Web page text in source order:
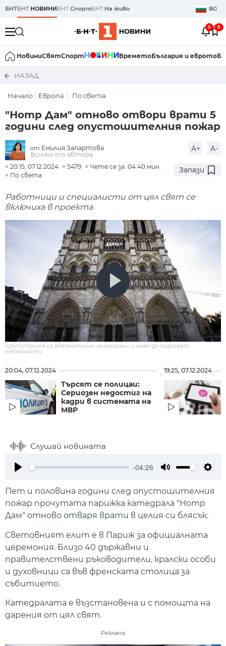
БНТБНТ НОВИНИБНТСпортБНТ На живо BG
0 0
НовиниСвятСпорт ВреметоБългария и еврото
НАЗАД
Начало Европа По света
"Нотр Дам" отново отвори врати 5
години след опустошителния пожар
от Емилия Запартова
Всичко от автора
A+ A-
20:15, 07.12.2024 5479
Чете се за: 04:40 мин.
По света
Запази
Работници и специалисти от цял свят се
включиха в проекта
Субтитрите са автоматично генерирани и може да съдържат
неточности.
20:04, 07.12.2024
Търсят се полицаи:
Сериозен недостиг на
кадри в системата на
МВР
19:25, 07.12.2024
Слушай новината
-04:26
Пет и половина години след опустошителния
пожар прочутата парижка катедрала "Нотр
Дам" отново отваря врати в целия си блясък.
Световният елит е в Париж за официалната
церемония. Близо 40 държавни и
правителствени ръководители, кралски особи
и духовници са във френската столица за
събитието.
Катедралата е възстановена и с помощта на
дарения от цял свят.
Реклама